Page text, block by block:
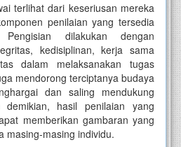
terlihat dari keseriusan mereka
penilaian yang tersedia
dilakukan dengan
kedisiplinan, kerja sama
dalam melaksanakan tugas
mendorong terciptanya budaya
dan saling mendukung
demikian, hasil penilaian yang
memberikan gambaran yang
masing-masing individu.